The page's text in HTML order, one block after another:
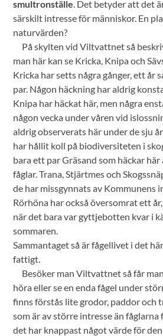
smultronställe. Det betyder att det
särskilt intresse för människor. En
naturvärden?
På skylten vid Viltvattnet så
man här kan se Kricka, Knipa och
Kricka har setts några gånger, ett år
par. Någon häckning har aldrig
Knipa har häckat här, men några
någon vecka under våren vid
aldrig observerats här under de sju
har hållit koll på biodiversiteten i
bara ett par Gräsand som häckar
fåglar. Trana, Stjärtmes och
de har missgynnats av Kommunens
Rörhöna har också översomrat ett
när det bara var gyttjebotten kvar i
sommaren.
Sammantaget så är fågellivet i det
fattigt.
Besöker man Viltvattnet så får
höra eller se en enda fågel under
finns förstås lite grodor, paddor och
som är av större intresse än fåglarna
det har knappast något värde för